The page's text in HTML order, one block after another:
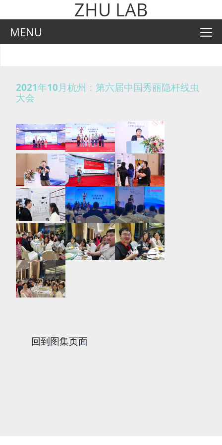
ZHU LAB
MENU
2021年10月杭州：第六届中国秀丽隐杆线虫
大会
回到图集页面